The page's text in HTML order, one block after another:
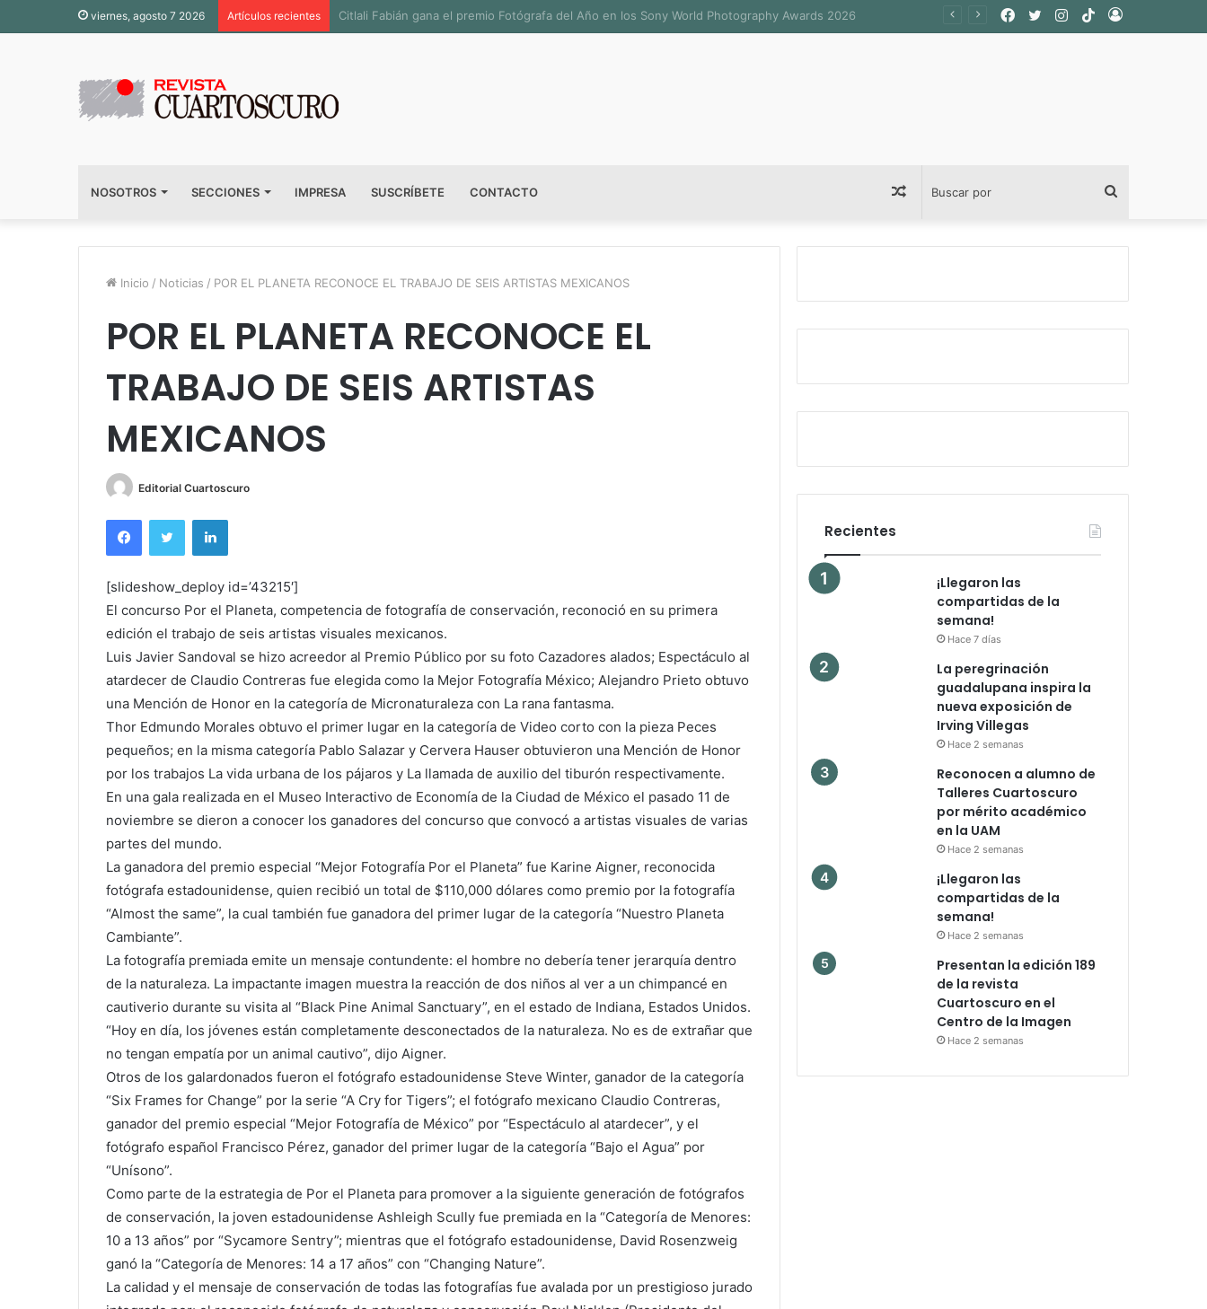
viernes, agosto 7 2026 Artículos recientes Inauguran sala permanente «Pedro Valtierra» en la Fototeca de Zacatecas Acceso
TikTok
Instagram
Twitter
Facebook
NOSOTROS SECCIONES IMPRESA SUSCRÍBETE CONTACTO
por
Publicación
al
azar
Inicio / Noticias / POR EL PLANETA RECONOCE EL TRABAJO DE SEIS ARTISTAS MEXICANOS
POR EL PLANETA RECONOCE EL
TRABAJO DE SEIS ARTISTAS
MEXICANOS
Editorial Cuartoscuro
FacebookTwitter LinkedIn
[slideshow_deploy id=’43215′]
El concurso Por el Planeta, competencia de fotografía de conservación, reconoció en su primera
edición el trabajo de seis artistas visuales mexicanos.
Luis Javier Sandoval se hizo acreedor al Premio Público por su foto Cazadores alados; Espectáculo al
atardecer de Claudio Contreras fue elegida como la Mejor Fotografía México; Alejandro Prieto obtuvo
una Mención de Honor en la categoría de Micronaturaleza con La rana fantasma.
Thor Edmundo Morales obtuvo el primer lugar en la categoría de Video corto con la pieza Peces
pequeños; en la misma categoría Pablo Salazar y Cervera Hauser obtuvieron una Mención de Honor
por los trabajos La vida urbana de los pájaros y La llamada de auxilio del tiburón respectivamente.
En una gala realizada en el Museo Interactivo de Economía de la Ciudad de México el pasado 11 de
noviembre se dieron a conocer los ganadores del concurso que convocó a artistas visuales de varias
partes del mundo.
La ganadora del premio especial “Mejor Fotografía Por el Planeta” fue Karine Aigner, reconocida
fotógrafa estadounidense, quien recibió un total de $110,000 dólares como premio por la fotografía
“Almost the same”, la cual también fue ganadora del primer lugar de la categoría “Nuestro Planeta
Cambiante”.
La fotografía premiada emite un mensaje contundente: el hombre no debería tener jerarquía dentro
de la naturaleza. La impactante imagen muestra la reacción de dos niños al ver a un chimpancé en
cautiverio durante su visita al “Black Pine Animal Sanctuary”, en el estado de Indiana, Estados Unidos.
“Hoy en día, los jóvenes están completamente desconectados de la naturaleza. No es de extrañar que
no tengan empatía por un animal cautivo”, dijo Aigner.
Otros de los galardonados fueron el fotógrafo estadounidense Steve Winter, ganador de la categoría
“Six Frames for Change” por la serie “A Cry for Tigers”; el fotógrafo mexicano Claudio Contreras,
ganador del premio especial “Mejor Fotografía de México” por “Espectáculo al atardecer”, y el
fotógrafo español Francisco Pérez, ganador del primer lugar de la categoría “Bajo el Agua” por
“Unísono”.
Como parte de la estrategia de Por el Planeta para promover a la siguiente generación de fotógrafos
de conservación, la joven estadounidense Ashleigh Scully fue premiada en la “Categoría de Menores:
10 a 13 años” por “Sycamore Sentry”; mientras que el fotógrafo estadounidense, David Rosenzweig
ganó la “Categoría de Menores: 14 a 17 años” con “Changing Nature”.
La calidad y el mensaje de conservación de todas las fotografías fue avalada por un prestigioso jurado
Recientes
¡Llegaron las
compartidas de la
semana!
Hace 7 días
La peregrinación
guadalupana inspira la
nueva exposición de
Irving Villegas
Hace 2 semanas
Reconocen a alumno de
Talleres Cuartoscuro
por mérito académico
en la UAM
Hace 2 semanas
¡Llegaron las
compartidas de la
semana!
Hace 2 semanas
Presentan la edición 189
de la revista
Cuartoscuro en el
Centro de la Imagen
Hace 2 semanas